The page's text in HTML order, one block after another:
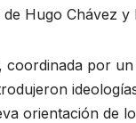
Hugo Chávez y
coordinada por
orientación de